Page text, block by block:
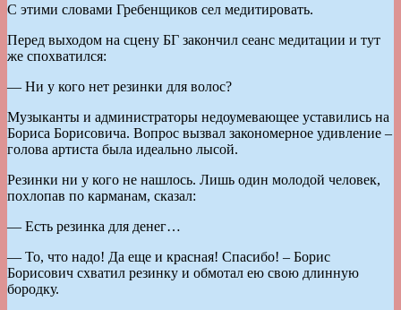
С этими словами Гребенщиков сел медитировать.
Перед выходом на сцену БГ закончил сеанс медитации и тут
же спохватился:
— Ни у кого нет резинки для волос?
Музыканты и администраторы недоумевающее уставились на
Бориса Борисовича. Вопрос вызвал закономерное удивление –
голова артиста была идеально лысой.
Резинки ни у кого не нашлось. Лишь один молодой человек,
похлопав по карманам, сказал:
— Есть резинка для денег…
— То, что надо! Да еще и красная! Спасибо! – Борис
Борисович схватил резинку и обмотал ею свою длинную
бородку.